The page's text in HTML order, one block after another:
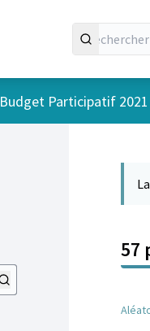
Budget Participatif 2021
57